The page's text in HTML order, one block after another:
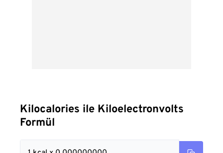
Kilocalories ile Kiloelectronvolts
Formül